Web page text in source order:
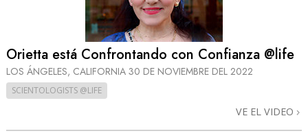
Orietta está Confrontando con Confianza @life
LOS ÁNGELES, CALIFORNIA 30 DE NOVIEMBRE DEL 2022
SCIENTOLOGISTS @LIFE
VE EL VIDEO